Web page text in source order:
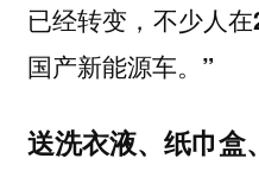
已经转变，不少人
国产新能源车。”
送洗衣液、纸巾